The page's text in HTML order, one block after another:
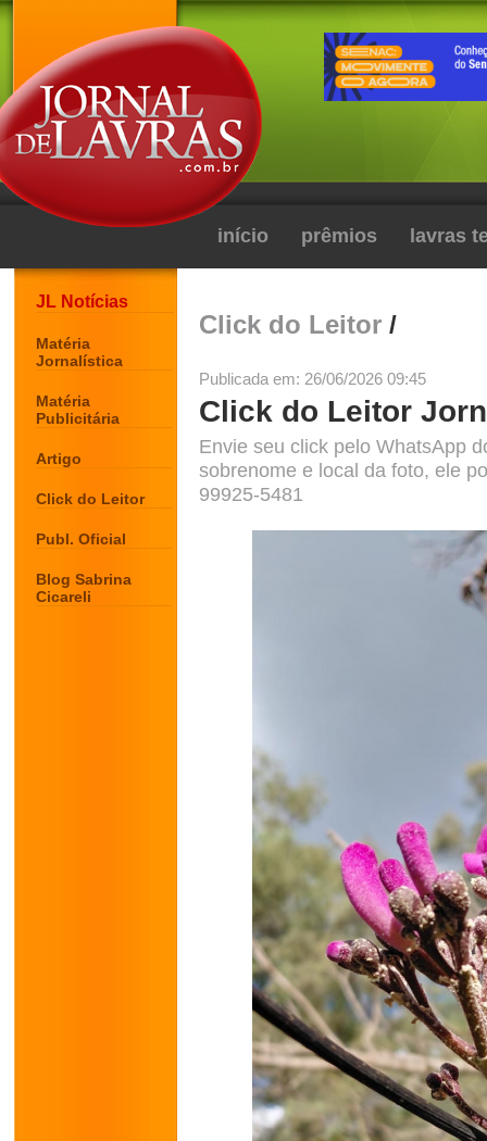
início prêmios lavras
JL Notícias
Matéria
Jornalística
Matéria
Publicitária
Artigo
Click do Leitor
Publ. Oficial
Blog Sabrina
Cicareli
Click do Leitor /
Publicada em: 26/06/2026 09:45
Click do Leitor
Envie seu click pelo WhatsApp
sobrenome e local da foto, ele
99925-5481